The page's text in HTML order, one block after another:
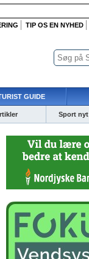
TIP OS EN NYHED
GUIDE
Sport nyt